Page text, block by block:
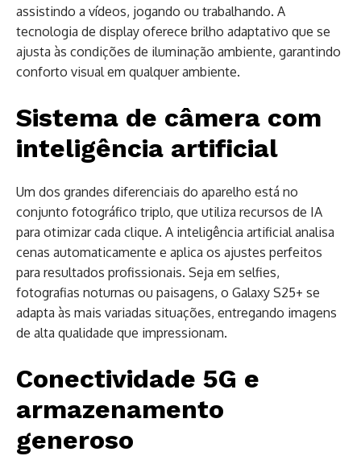
assistindo a vídeos, jogando ou trabalhando. A
tecnologia de display oferece brilho adaptativo que se
ajusta às condições de iluminação ambiente, garantindo
conforto visual em qualquer ambiente.
Sistema de câmera com
inteligência artificial
Um dos grandes diferenciais do aparelho está no
conjunto fotográfico triplo, que utiliza recursos de IA
para otimizar cada clique. A inteligência artificial analisa
cenas automaticamente e aplica os ajustes perfeitos
para resultados profissionais. Seja em selfies,
fotografias noturnas ou paisagens, o Galaxy S25+ se
adapta às mais variadas situações, entregando imagens
de alta qualidade que impressionam.
Conectividade 5G e
armazenamento
generoso